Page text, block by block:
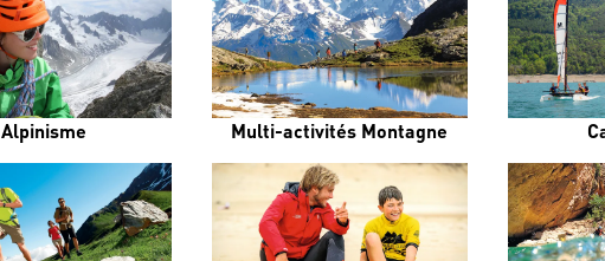
Alpinisme Multi-activités Montagne